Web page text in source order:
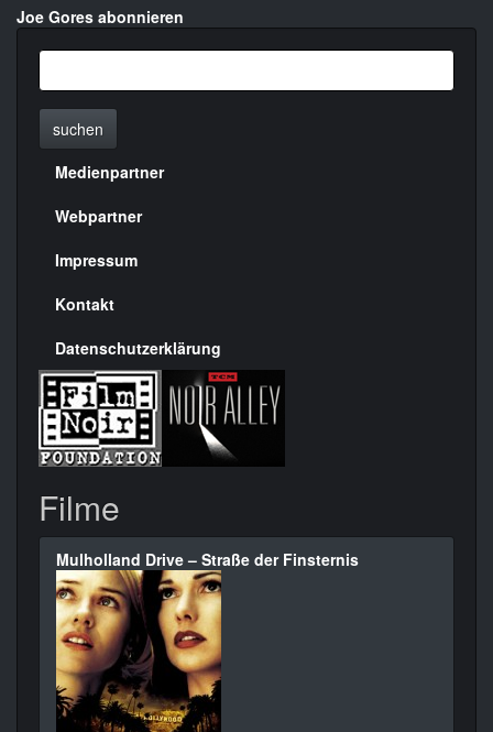
Joe Gores abonnieren
suchen
Menülinks
rechte
Seite
Medienpartner
Webpartner
Impressum
Kontakt
Datenschutzerklärung
Filme
Mulholland Drive – Straße der Finsternis